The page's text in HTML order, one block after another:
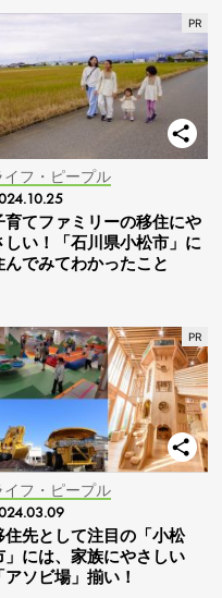
イフ・ピープル
育てファミリーの移住にや
しい！「石川県小松市」に
んでみてわかったこと
イフ・ピープル
住先として注目の「小松
」には、家族にやさしい
「アソビ場」揃い！